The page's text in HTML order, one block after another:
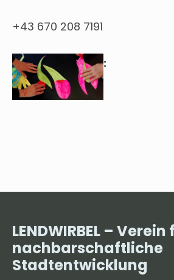
+43 670 208 7191
LENDWIRBEL – Verein
nachbarschaftliche
Stadtentwicklung